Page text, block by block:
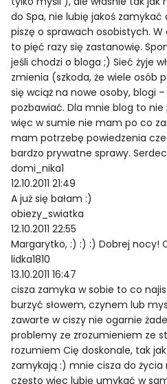
do Spa, nie lubię jakoś zamykać
piszę o sprawach osobistych.
to pięć razy się zastanowię.
jeśli chodzi o bloga ;) Sieć żyje
zmienia (szkoda, że wiele osób
się wciąż na nowe osoby, blogi
pozbawiać. Dla mnie blog to
więc w sumie nie mam po co
mam potrzebę powiedzenia
bardzo prywatne sprawy.
domi_nika1
12.10.2011 21:49
A już się bałam :)
obiezy_swiatka
12.10.2011 22:55
Margarytko, :) :) :) Dobrej nocy!
lidka1810
13.10.2011 16:47
cisza zamyka w sobie to co
burzyć słowem, czynem lub
zawarte w ciszy nie ogarnie
problemy ze zrozumieniem ze
rozumiem Cię doskonale, tak
zamykają :) mnie cisza do
często więc lubię umykać w